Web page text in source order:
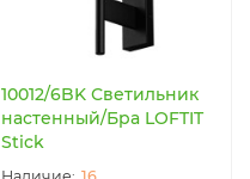
10012/6BK Светильник
настенный/Бра LOFTIT
Stick